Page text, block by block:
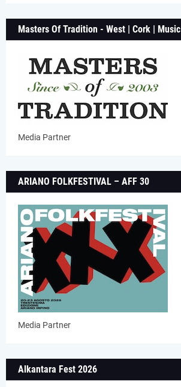
Masters Of Tradition - West | Cork | Music
Media Partner
ARIANO FOLKFESTIVAL – AFF 30
Media Partner
Alkantara Fest 2026